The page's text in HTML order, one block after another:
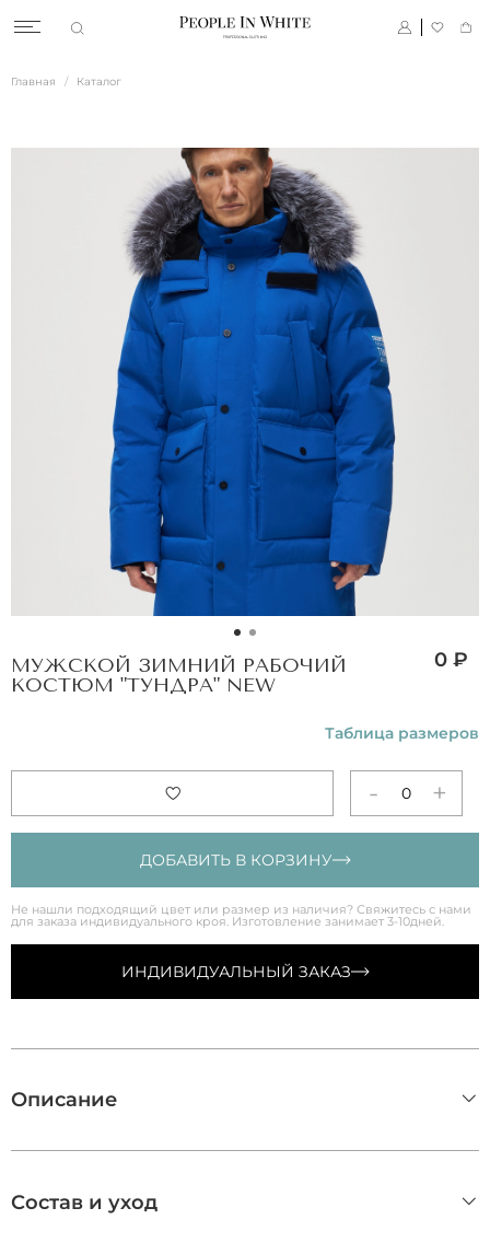
Главная Каталог
МУЖСКОЙ ЗИМНИЙ РАБОЧИЙ
КОСТЮМ "ТУНДРА" NEW
0 ₽
Таблица размеров
ДОБАВИТЬ В КОРЗИНУ
ИНДИВИДУАЛЬНЫЙ ЗАКАЗ
- 0 +
Не нашли подходящий цвет или размер из наличия? Свяжитесь с нами
для заказа индивидуального кроя. Изготовление занимает 3-10дней.
Описание
Состав и уход